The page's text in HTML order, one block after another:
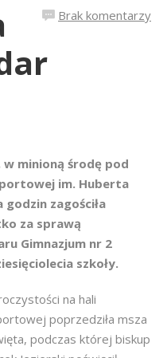
Brak komentarzy
minioną środę pod
im. Huberta
zagościła
za sprawą
Gimnazjum nr 2
szkoły.
na hali
poprzedziła msza
podczas której biskup